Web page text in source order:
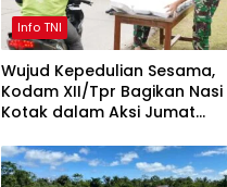
Info TNI
Wujud Kepedulian Sesama,
Kodam XII/Tpr Bagikan Nasi
Kotak dalam Aksi Jumat